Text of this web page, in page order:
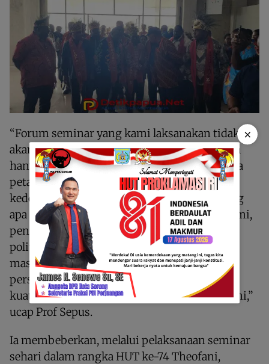
“Forum seminar yang kami laksanakan tidak
akan menghasilkan sesuatu produk yang kita
hanya bicara-bicara saja, tidak. Tapi harus ada
peta jalan untuk orang Maybrat 26 tahun
kedepan menyambut satu abad. Dari sekarang
apa yang kita akan kerjakan di bidang ekonomi,
pendidikan, kesehatan, pemerintahan dan
politik, hukum dan HAM, sumber daya alam
masyarakat adat dan lain sebagainya dalam
perspektif Theofani. Itu yang menjadi kesan
kuat dari perayaan HUT ke-74 Theofani kali ini,”
ucap Prof Sepus.
Ia membeberkan, melalui pelaksanaan seminar
sehari dalam rangka HUT ke-74 Theofani,
×